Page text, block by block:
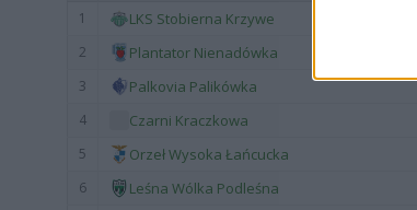
1 LKS Stobierna Krzywe
2 Plantator Nienadówka
3 Palkovia Palikówka
4 Czarni Kraczkowa
5 Orzeł Wysoka Łańcucka
6 Leśna Wólka Podleśna